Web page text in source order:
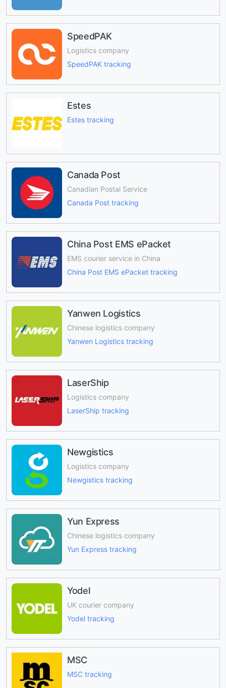
SpeedPAK
Logistics company
SpeedPAK tracking
Estes
Estes tracking
Canada Post
Canadian Postal Service
Canada Post tracking
China Post EMS ePacket
EMS courier service in China
China Post EMS ePacket tracking
Yanwen Logistics
Chinese logistics company
Yanwen Logistics tracking
LaserShip
Logistics company
LaserShip tracking
Newgistics
Logistics company
Newgistics tracking
Yun Express
Chinese logistics company
Yun Express tracking
Yodel
UK courier company
Yodel tracking
MSC
MSC tracking